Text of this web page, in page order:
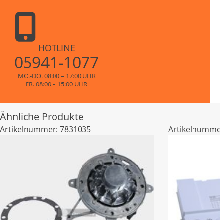
HOTLINE
05941-1077
MO.-DO. 08:00 – 17:00 UHR
FR. 08:00 – 15:00 UHR
Ähnliche Produkte
Artikelnummer: 7831035